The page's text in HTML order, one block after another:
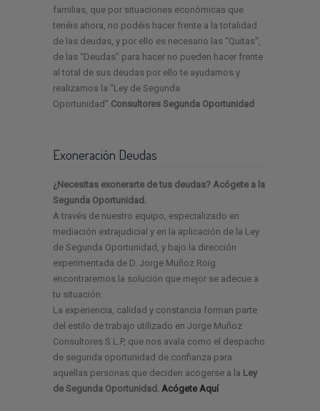
familias, que por situaciones económicas que
tenéis ahora, no podéis hacer frente a la totalidad
de las deudas, y por ello es necesario las “Quitas“,
de las “Deudas” para hacer no pueden hacer frente
al total de sus deudas por ello te ayudamos y
realizamos la “Ley de Segunda
Oportunidad”. Consultores Segunda Oportunidad
Exoneración Deudas
¿Necesitas exonerarte de tus deudas? Acógete a la
Segunda Oportunidad.
A través de nuestro equipo, especializado en
mediación extrajudicial y en la aplicación de la Ley
de Segunda Oportunidad, y bajo la dirección
experimentada de D. Jorge Muñoz Roig
encontraremos la solución que mejor se adecue a
tu situación.
La experiencia, calidad y constancia forman parte
del estilo de trabajo utilizado en Jorge Muñoz
Consultores S.L.P, que nos avala como el despacho
de segunda oportunidad de confianza para
aquellas personas que deciden acogerse a la Ley
de Segunda Oportunidad. Acógete Aquí